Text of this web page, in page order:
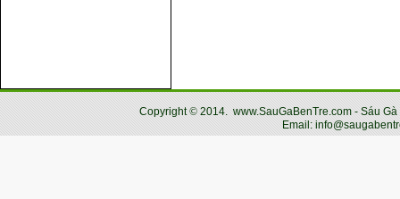
Copyright© 2014. www.SauGaBenTre.com - Sáu
Email: